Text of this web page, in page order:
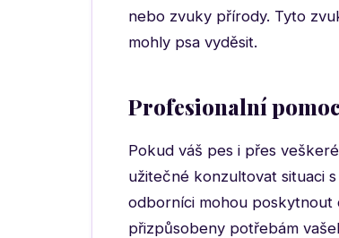
nebo zvuky přírody. Tyto
mohly psa vyděsit.
Profesionalní
Pokud váš pes i přes
užitečné konzultovat situaci
odborníci mohou
přizpůsobeny potřebám